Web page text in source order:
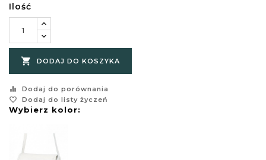
Ilość
 DODAJ DO KOSZYKA
equalizer
Dodaj do porównania
favorite_border
Dodaj do listy życzeń
Wybierz kolor: